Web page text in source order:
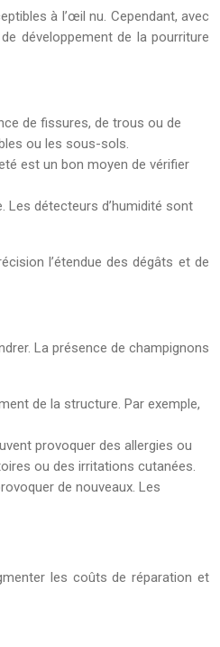
à l’œil nu. Cependant, avec
développement de la pourriture
de fissures, de trous ou de
ou les sous-sols.
est un bon moyen de vérifier
Les détecteurs d’humidité sont
l’étendue des dégâts et de
La présence de champignons
de la structure. Par exemple,
provoquer des allergies ou
ou des irritations cutanées.
de nouveaux. Les
les coûts de réparation et